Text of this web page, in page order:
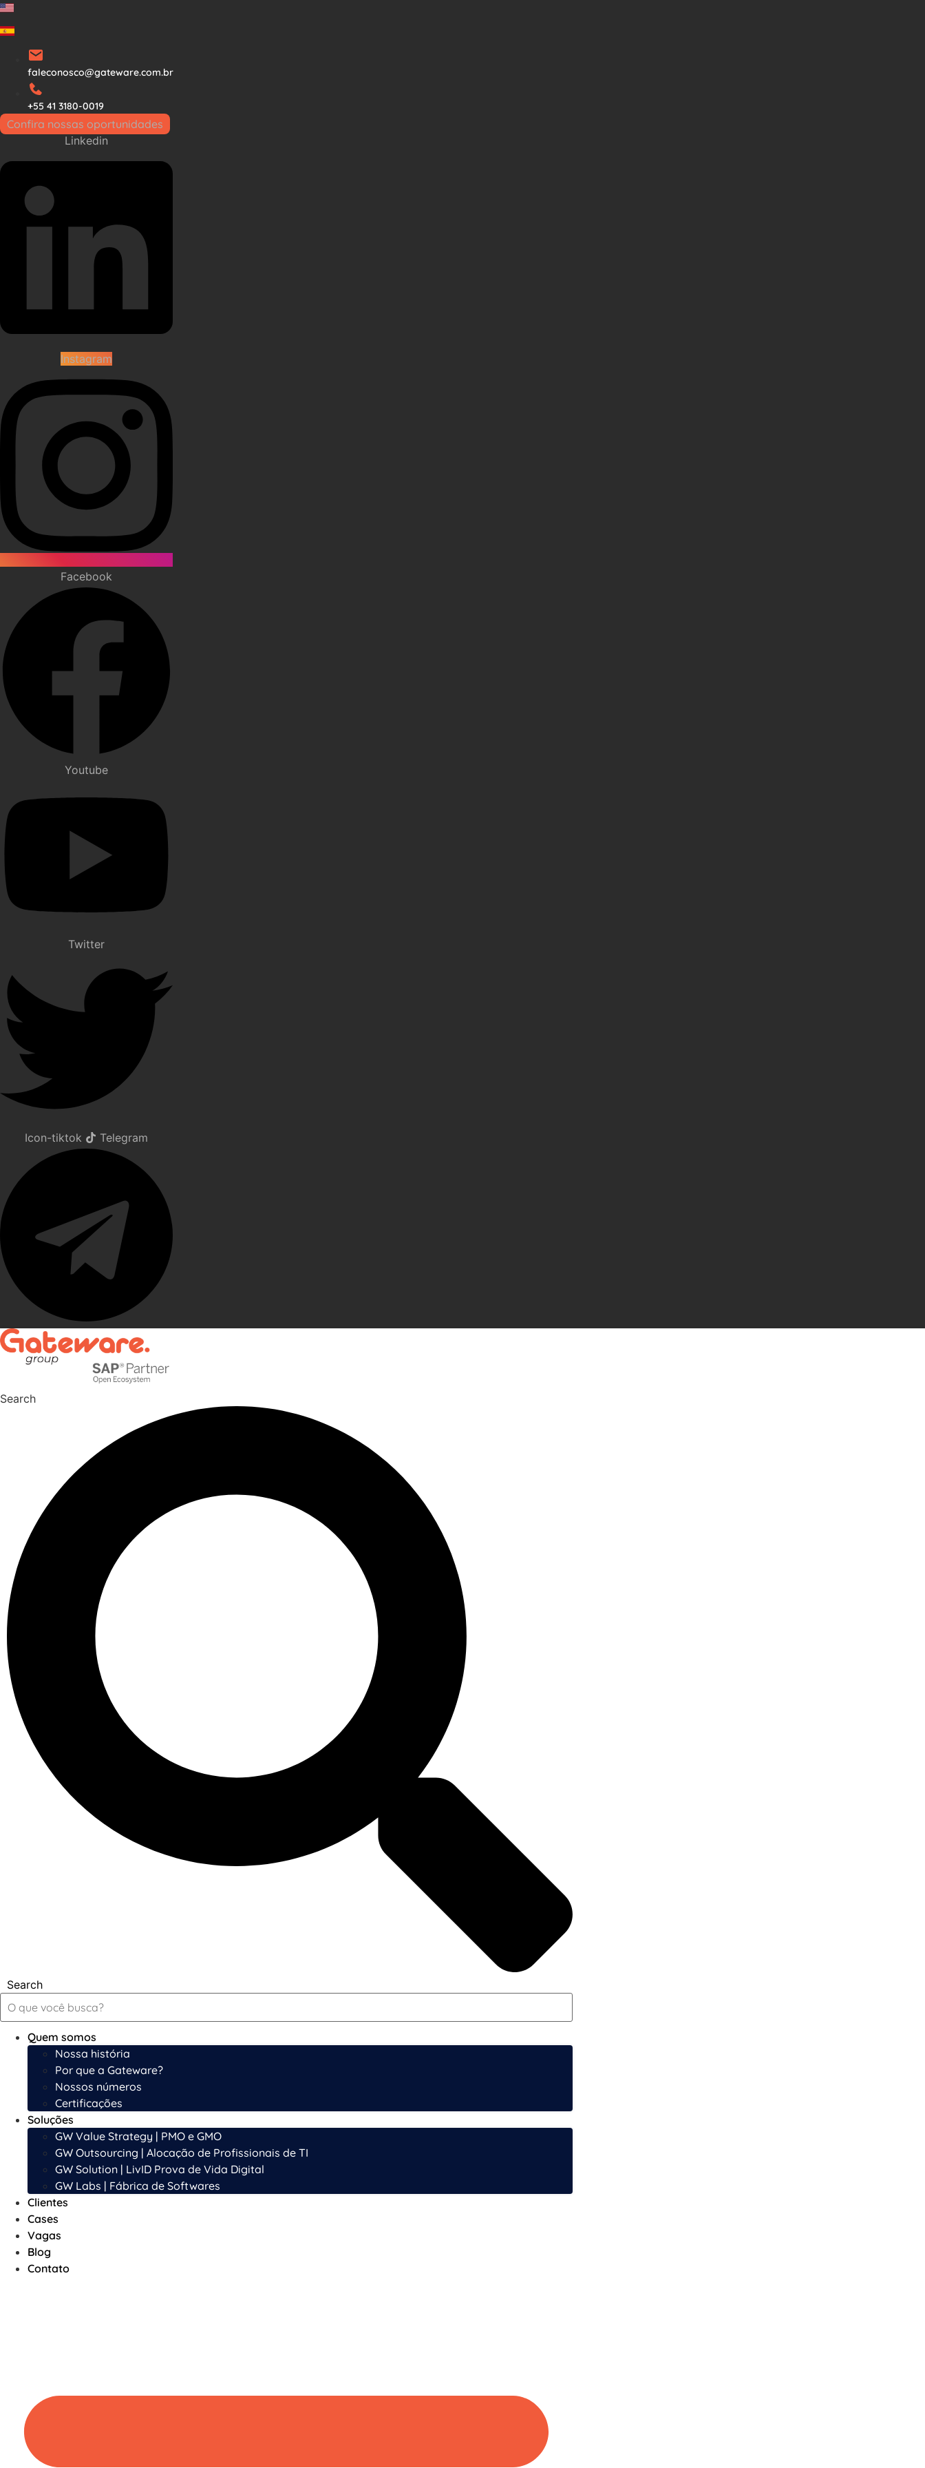
Ir
para
conteúdo
faleconosco@gateware.com.br
+55 41 3180-0019
Confira nossas oportunidades
Linkedin
Instagram
Facebook
Youtube
Twitter
Icon-tiktok Telegram
Search
Search
Quem somos
Nossa história
Por que a Gateware?
Nossos números
Certificações
Soluções
GW Value Strategy | PMO e GMO
GW Outsourcing | Alocação de Profissionais de TI
GW Solution | LivID Prova de Vida Digital
GW Labs | Fábrica de Softwares
Clientes
Cases
Vagas
Blog
Contato